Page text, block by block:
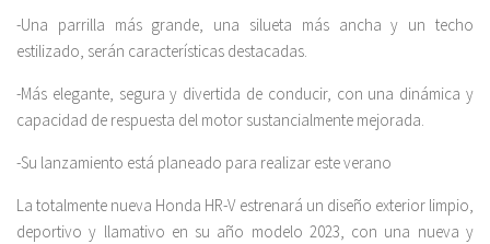
-Una parrilla más grande, una silueta más ancha y un techo
estilizado, serán características destacadas.
-Más elegante, segura y divertida de conducir, con una dinámica y
capacidad de respuesta del motor sustancialmente mejorada.
-Su lanzamiento está planeado para realizar este verano
La totalmente nueva Honda HR-V estrenará un diseño exterior limpio,
deportivo y llamativo en su año modelo 2023, con una nueva y